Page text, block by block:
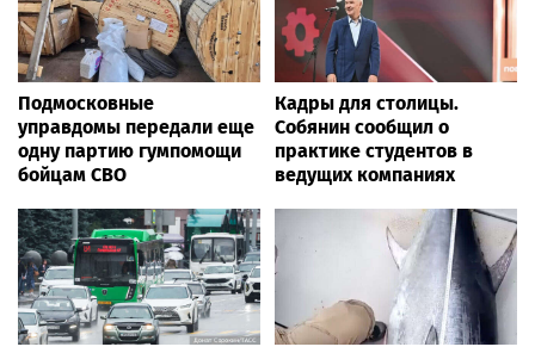
Подмосковные
управдомы передали еще
одну партию гумпомощи
бойцам СВО
Кадры для столицы.
Собянин сообщил о
практике студентов в
ведущих компаниях